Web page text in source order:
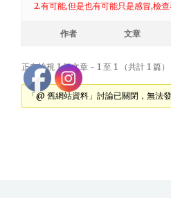
2.有可能,但是也有可能只是感冒,檢
作者 文章
正在檢視 1 篇文章 - 1 至 1 （共計 1 篇）
「@ 舊網站資料」討論已關閉，無法